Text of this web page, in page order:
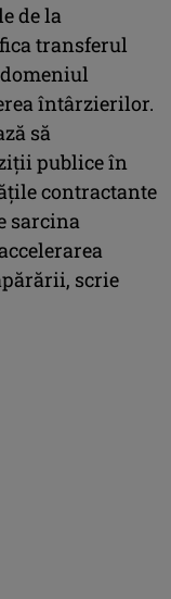
de la
transferul
întârzierilor.
să
publice în
contractante
sarcina
scrie